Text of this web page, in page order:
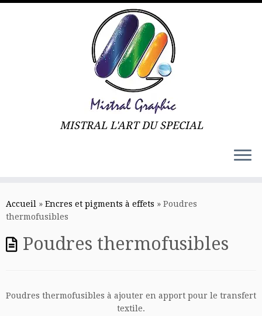
content
MISTRAL L'ART DU SPECIAL
Accueil » Encres et pigments à effets » Poudres
thermofusibles
Poudres thermofusibles
Poudres thermofusibles à ajouter en apport pour le transfert
textile.